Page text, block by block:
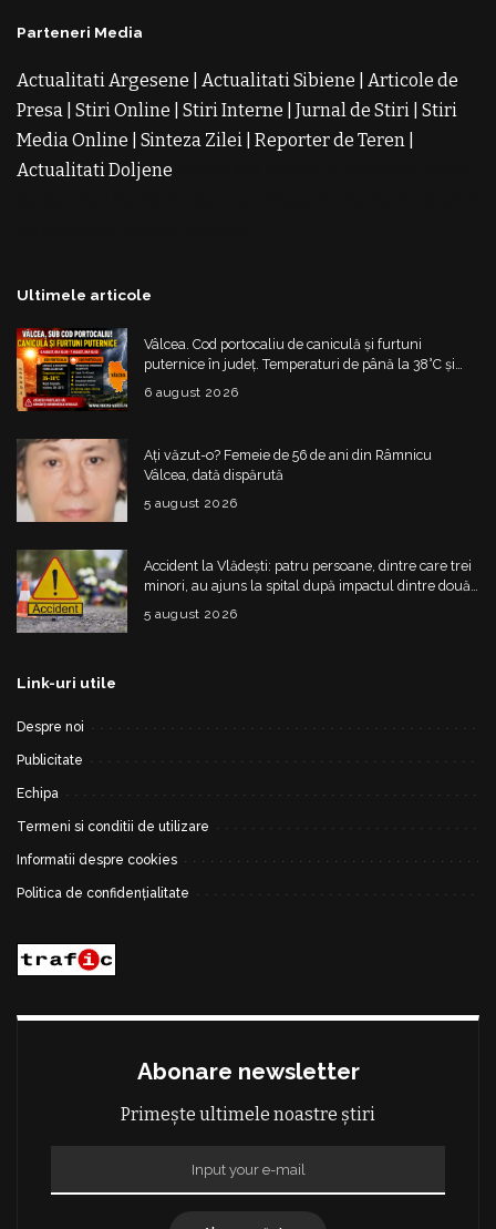
Parteneri Media
Actualitati Argesene Actualitati Sibiene
Articole de
Presa Stiri Online Stiri Interne Jurnal de Stiri Stiri
Media Online
Sinteza Zilei Reporter de Teren
Actualitati Doljene
Ultimele articole
Vâlcea. Cod portocaliu de caniculă și furtuni
puternice în județ. Temperaturi de până la 38°C și
risc de vijelii
6 august 2026
Ați văzut-o? Femeie de 56 de ani din Râmnicu
Vâlcea, dată dispărută
5 august 2026
Accident la Vlădești: patru persoane, dintre care trei
minori, au ajuns la spital după impactul dintre două
5 august 2026
Link-uri utile
Despre noi
Publicitate
Echipa
Termeni si conditii de utilizare
Informatii despre cookies
Politica de confidențialitate
Abonare newsletter
Primește ultimele noastre știri